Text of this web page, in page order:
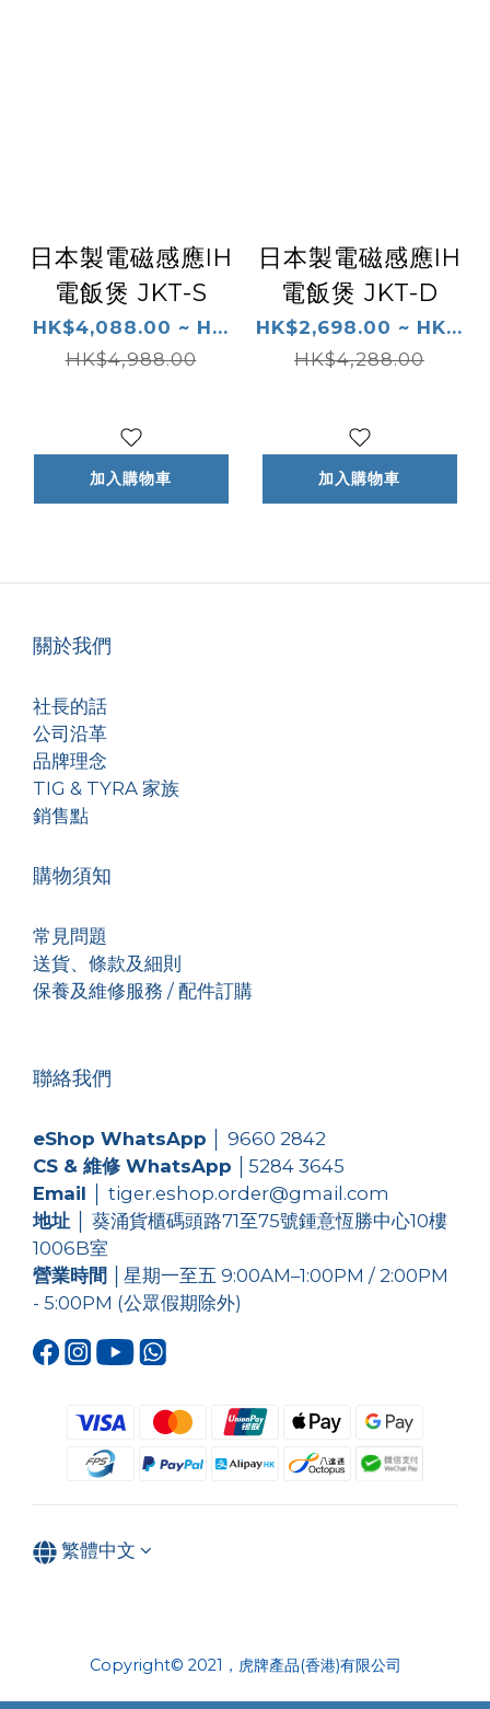
日本製電磁感應IH
電飯煲 JKT-S
HK$4,088.00 ~ H...
HK$4,988.00
加入購物車
日本製電磁感應IH
電飯煲 JKT-D
HK$2,698.00 ~ HK...
HK$4,288.00
加入購物車
關於我們
社長的話
公司沿革
品牌理念
TIG & TYRA 家族
銷售點
購物須知
常見問題
送貨、條款及細則
保養及維修服務 / 配件訂購
聯絡我們
eShop WhatsApp
9660 2842
CS & 維修 WhatsApp
5284 3645
Email
│ tiger.eshop.order@gmail.com
地址
│ 葵涌貨櫃碼頭路71至75號鍾意恆勝中心10樓
1006B室
營業時間 │星期一至五 9:00AM–1:00PM / 2:00PM
- 5:00PM (公眾假期除外)
繁體中文
Copyright© 2021，虎牌產品(香港)有限公司